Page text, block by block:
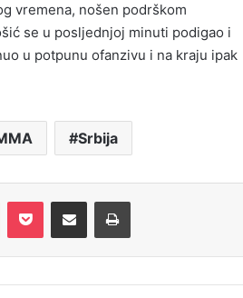
vremena, nošen podrškom
se u posljednjoj minuti podigao i
u potpunu ofanzivu i na kraju ipak
Srbija